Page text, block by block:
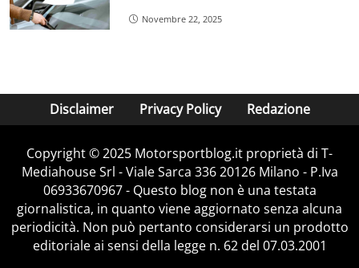
Novembre 22, 2025
Disclaimer Privacy Policy Redazione
Copyright © 2025 Motorsportblog.it proprietà di T-
Mediahouse Srl - Viale Sarca 336 20126 Milano - P.Iva
06933670967 - Questo blog non è una testata
giornalistica, in quanto viene aggiornato senza alcuna
periodicità. Non può pertanto considerarsi un prodotto
editoriale ai sensi della legge n. 62 del 07.03.2001